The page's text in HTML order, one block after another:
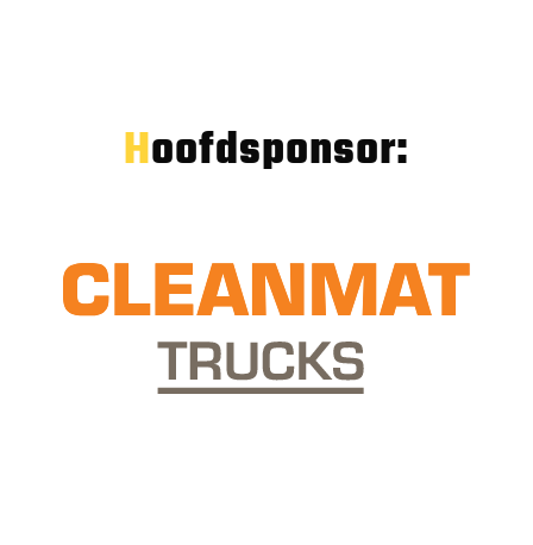
Hoofdsponsor: